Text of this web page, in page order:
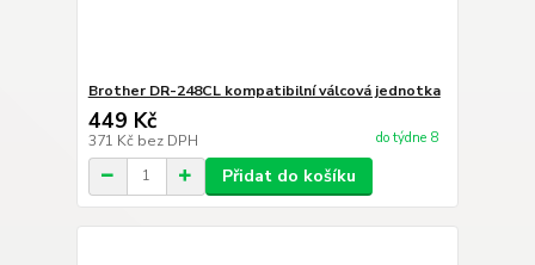
Brother DR-248CL kompatibilní válcová jednotka
449 Kč
371 Kč bez DPH do týdne 8
Přidat do košíku